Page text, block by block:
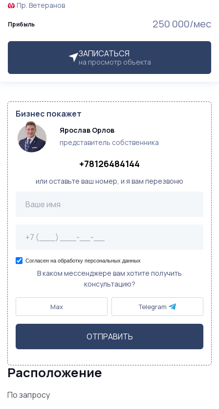
Прибыль 250 000/мес
ЗАПИСАТЬСЯ
на просмотр объекта
Пр. Ветеранов
Бизнес покажет
Ярослав Орлов
представитель собственника
+78126484144
или оставьте ваш номер, и я вам перезвоню
Согласен на обработку персональных данных
В каком мессенджере вам хотите получить
консультацию?
Max Telegram
ОТПРАВИТЬ
Расположение
По запросу